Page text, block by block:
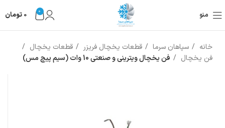
منو 0
0 تومان
خانه سپاهان سرما قطعات یخچال فریزر
قطعات یخچال
فن یخچال
فن یخچال ویترینی و صنعتی 10 وات (سیم پیچ مس)